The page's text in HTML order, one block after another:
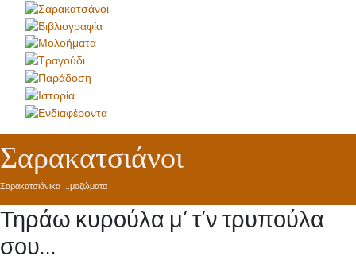
Σαρακατσιάνοι
Σαρακατσιάνικα ...μαζώματα
Τηράω κυρούλα μ’ τ’ν τρυπούλα
σου…